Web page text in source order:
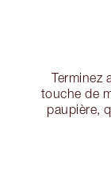
Terminez
touche de
paupière,